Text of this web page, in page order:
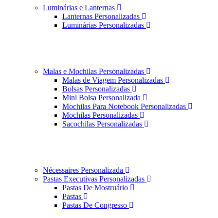
Luminárias e Lanternas
Lanternas Personalizadas
Luminárias Personalizadas
Malas e Mochilas Personalizadas
Malas de Viagem Personalizadas
Bolsas Personalizadas
Mini Bolsa Personalizada
Mochilas Para Notebook Personalizadas
Mochilas Personalizadas
Sacochilas Personalizadas
Nécessaires Personalizada
Pastas Executivas Personalizadas
Pastas De Mostruário
Pastas
Pastas De Congresso